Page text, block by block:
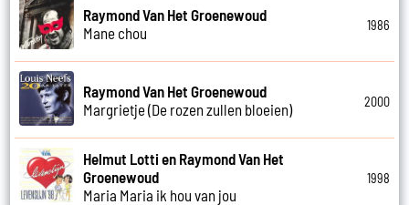
Raymond Van Het Groenewoud
Mane chou
1986
Raymond Van Het Groenewoud
Margrietje (De rozen zullen bloeien)
2000
Helmut Lotti en Raymond Van Het
Groenewoud
Maria Maria ik hou van jou
1998